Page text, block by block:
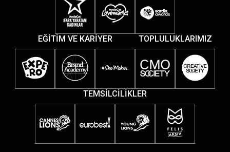
EĞİTİM VE KARİYER TOPLULUKLARIMIZ
TEMSİLCİLİKLER